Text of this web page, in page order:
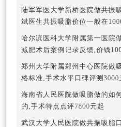
陆军军医大学新桥医院做共振
斌医生共振吸脂价位一般在
哈尔滨医科大学附属第一医院
减肥术后案例记录反馈,价钱
郑州大学附属郑州中心医院做
格标准,手术水平口碑评测3000
海南省人民医院做吸脂做的如
的,手术特点点评7800元起
武汉大学人民医院做共振吸脂